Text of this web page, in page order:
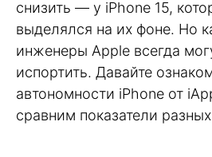
снизить — у iPhone 15,
выделялся на их фоне. Но
инженеры Apple всегда
испортить. Давайте
автономности iPhone от
сравним показатели